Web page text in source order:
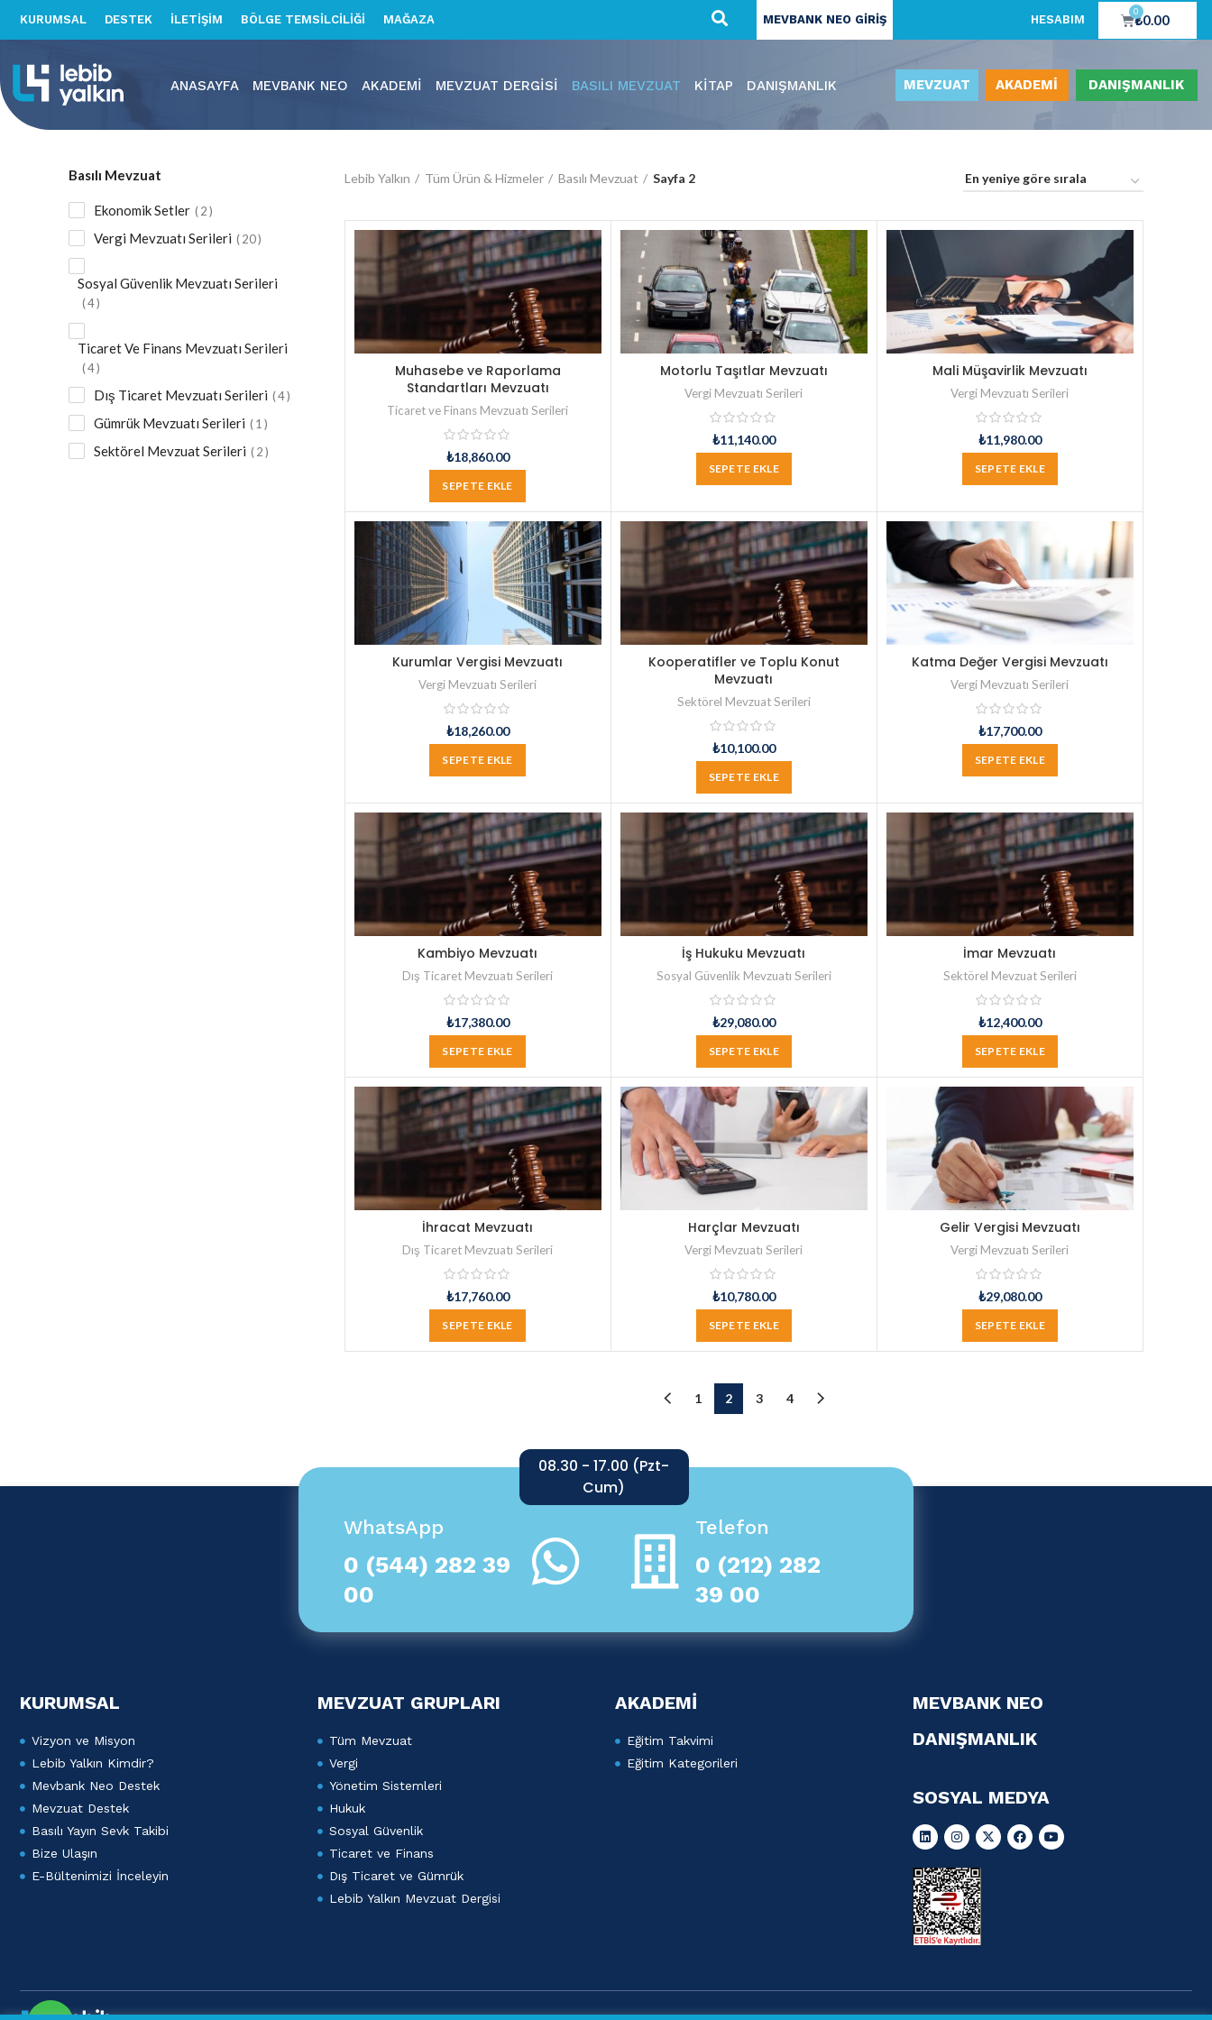
KURUMSAL DESTEK İLETİŞİM BÖLGE TEMSİLCİLİĞİ MAĞAZA MEVBANK NEO GİRİŞ HESABIM ₺0.00
0
ANASAYFA MEVBANK NEO AKADEMI MEVZUAT DERGISI BASILI MEVZUAT KITAP DANIŞMANLIK MEVZUAT AKADEMİ DANIŞMANLIK
Basılı Mevzuat
Ekonomik Setler 2
Vergi Mevzuatı Serileri 20
Sosyal Güvenlik Mevzuatı Serileri
4
Ticaret Ve Finans Mevzuatı Serileri
4
Dış Ticaret Mevzuatı Serileri 4
Gümrük Mevzuatı Serileri 1
Sektörel Mevzuat Serileri 2
Lebib Yalkın Tüm Ürün & Hizmeler Basılı Mevzuat Sayfa 2
Muhasebe ve Raporlama
Standartları Mevzuatı
Ticaret ve Finans Mevzuatı Serileri
₺18,860.00
SEPETE EKLE
Motorlu Taşıtlar Mevzuatı
Vergi Mevzuatı Serileri
₺11,140.00
SEPETE EKLE
Mali Müşavirlik Mevzuatı
Vergi Mevzuatı Serileri
₺11,980.00
SEPETE EKLE
Kurumlar Vergisi Mevzuatı
Vergi Mevzuatı Serileri
₺18,260.00
SEPETE EKLE
Kooperatifler ve Toplu Konut
Mevzuatı
Sektörel Mevzuat Serileri
₺10,100.00
SEPETE EKLE
Katma Değer Vergisi Mevzuatı
Vergi Mevzuatı Serileri
₺17,700.00
SEPETE EKLE
Kambiyo Mevzuatı
Dış Ticaret Mevzuatı Serileri
₺17,380.00
SEPETE EKLE
İş Hukuku Mevzuatı
Sosyal Güvenlik Mevzuatı Serileri
₺29,080.00
SEPETE EKLE
İmar Mevzuatı
Sektörel Mevzuat Serileri
₺12,400.00
SEPETE EKLE
İhracat Mevzuatı
Dış Ticaret Mevzuatı Serileri
₺17,760.00
SEPETE EKLE
Harçlar Mevzuatı
Vergi Mevzuatı Serileri
₺10,780.00
SEPETE EKLE
Gelir Vergisi Mevzuatı
Vergi Mevzuatı Serileri
₺29,080.00
SEPETE EKLE
1 2 3 4
08.30 - 17.00 (Pzt-
Cum)
WhatsApp
0 (544) 282 39
00
Telefon
0 (212) 282
39 00
KURUMSAL
Vizyon ve Misyon
Lebib Yalkın Kimdir?
Mevbank Neo Destek
Mevzuat Destek
Basılı Yayın Sevk Takibi
Bize Ulaşın
E-Bültenimizi İnceleyin
MEVZUAT GRUPLARI
Tüm Mevzuat
Vergi
Yönetim Sistemleri
Hukuk
Sosyal Güvenlik
Ticaret ve Finans
Dış Ticaret ve Gümrük
Lebib Yalkın Mevzuat Dergisi
AKADEMİ
Eğitim Takvimi
Eğitim Kategorileri
MEVBANK NEO
DANIŞMANLIK
SOSYAL MEDYA